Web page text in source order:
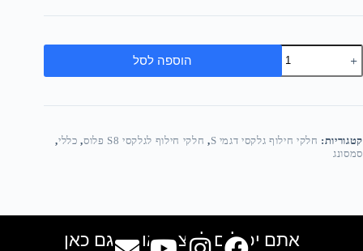
הוספה לסל
קטגוריות: חלקי חילוף גלקסי דגמי S , חלקי חילוף לגלקסי S8 פלוס , כללי,
סמסונג
אתם יכולים למצוא אותנו גם כאן